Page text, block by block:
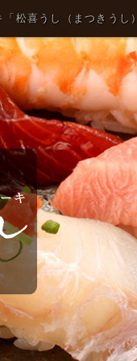
松喜うし（まつきうし